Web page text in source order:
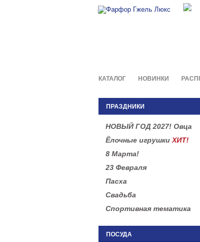
КАТАЛОГ НОВИНКИ
ПРАЗДНИКИ
НОВЫЙ ГОД 2027! Овца
Ёлочные игрушки ХИТ!
8 Марта!
23 Февраля
Пасха
Свадьба
Спортивная тематика
ПОСУДА